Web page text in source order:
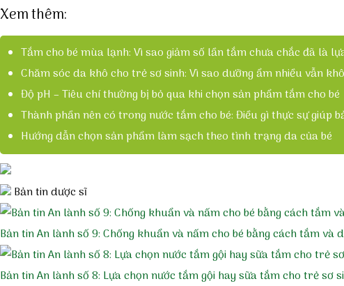
Xem thêm:
Tắm cho bé mùa lạnh: Vì sao giảm số lần tắm chưa chắc đã là
Chăm sóc da khô cho trẻ sơ sinh: Vì sao dưỡng ẩm nhiều vẫn
Độ pH – Tiêu chí thường bị bỏ qua khi chọn sản phẩm tắm cho bé
Thành phần nên có trong nước tắm cho bé: Điều gì thực sự giúp
Hướng dẫn chọn sản phẩm làm sạch theo tình trạng da của bé
Bản tin dược sĩ
Bản tin An lành số 9: Chống khuẩn và nấm cho bé bằng cách tắm và
Bản tin An lành số 8: Lựa chọn nước tắm gội hay sữa tắm cho trẻ sơ